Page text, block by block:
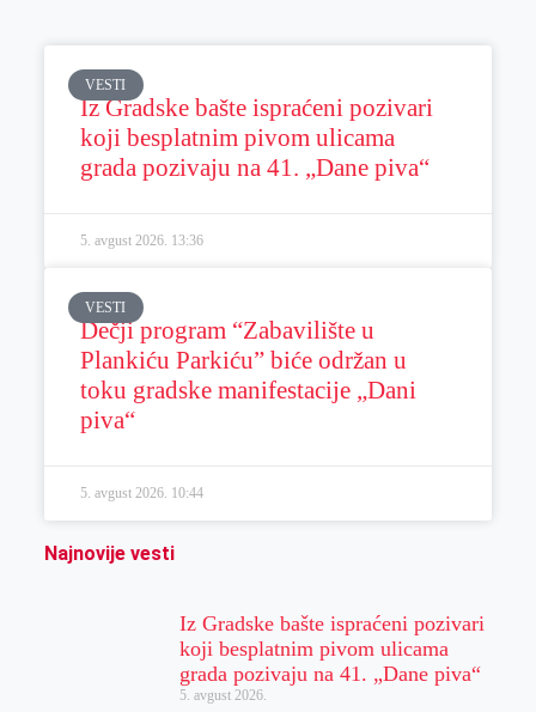
VESTI
Iz Gradske bašte ispraćeni pozivari
koji besplatnim pivom ulicama
grada pozivaju na 41. „Dane piva“
5. avgust 2026. 13:36
VESTI
Dečji program “Zabavilište u
Plankiću Parkiću” biće održan u
toku gradske manifestacije „Dani
piva“
5. avgust 2026. 10:44
Najnovije vesti
Iz Gradske bašte ispraćeni pozivari
koji besplatnim pivom ulicama
grada pozivaju na 41. „Dane piva“
5. avgust 2026.